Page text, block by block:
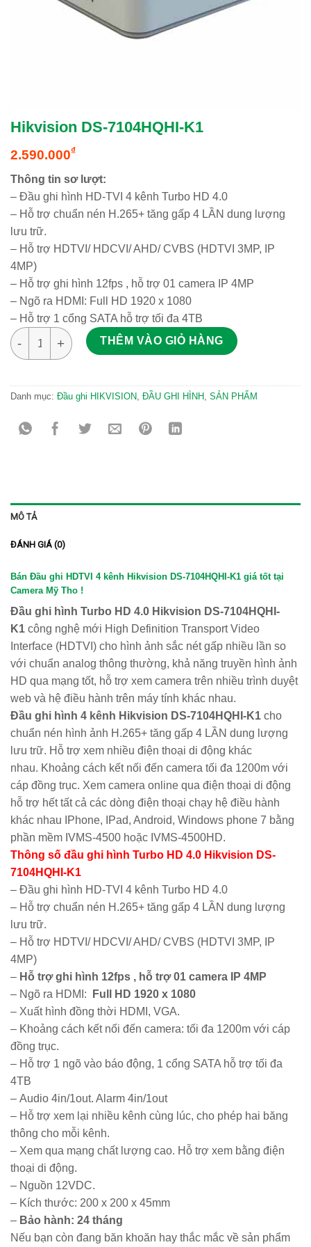
Hikvision DS-7104HQHI-K1
2.590.000₫
Thông tin sơ lượt:
– Đầu ghi hình HD-TVI 4 kênh Turbo HD 4.0
– Hỗ trợ chuẩn nén H.265+ tăng gấp 4 LẦN dung lượng
lưu trữ.
– Hỗ trợ HDTVI/ HDCVI/ AHD/ CVBS (HDTVI 3MP, IP
4MP)
– Hỗ trợ ghi hình 12fps , hỗ trợ 01 camera IP 4MP
– Ngõ ra HDMI: Full HD 1920 x 1080
– Hỗ trợ 1 cổng SATA hỗ trợ tối đa 4TB
Hikvision DS-7104HQHI-K1 số lượng
THÊM VÀO GIỎ HÀNG
Danh mục: Đầu ghi HIKVISION, ĐẦU GHI HÌNH, SẢN PHẨM
MÔ TẢ
ĐÁNH GIÁ (0)
Bán Đầu ghi HDTVI 4 kênh Hikvision DS-7104HQHI-K1 giá tốt tại
Camera Mỹ Tho !
Đầu ghi hình Turbo HD 4.0 Hikvision DS-7104HQHI-
K1 công nghệ mới High Definition Transport Video
Interface (HDTVI) cho hình ảnh sắc nét gấp nhiều lần so
với chuẩn analog thông thường, khả năng truyền hình ảnh
HD qua mạng tốt, hỗ trợ xem camera trên nhiều trình duyệt
web và hệ điều hành trên máy tính khác nhau.
Đầu ghi hình 4 kênh Hikvision DS-7104HQHI-K1 cho
chuẩn nén hình ảnh H.265+ tăng gấp 4 LẦN dung lượng
lưu trữ. Hỗ trợ xem nhiều điện thoại di động khác
nhau. Khoảng cách kết nối đến camera tối đa 1200m với
cáp đồng trục. Xem camera online qua điện thoại di động
hỗ trợ hết tất cả các dòng điện thoại chạy hệ điều hành
khác nhau IPhone, IPad, Android, Windows phone 7 bằng
phần mềm IVMS-4500 hoặc IVMS-4500HD.
Thông số đầu ghi hình Turbo HD 4.0 Hikvision DS-
7104HQHI-K1
– Đầu ghi hình HD-TVI 4 kênh Turbo HD 4.0
– Hỗ trợ chuẩn nén H.265+ tăng gấp 4 LẦN dung lượng
lưu trữ.
– Hỗ trợ HDTVI/ HDCVI/ AHD/ CVBS (HDTVI 3MP, IP
4MP)
– Hỗ trợ ghi hình 12fps , hỗ trợ 01 camera IP 4MP
– Ngõ ra HDMI:
Full HD 1920 x 1080
– Xuất hình đồng thời HDMI, VGA.
– Khoảng cách kết nối đến camera: tối đa 1200m với cáp
đồng trục.
– Hỗ trợ 1 ngõ vào báo động, 1 cổng SATA hỗ trợ tối đa
4TB
– Audio 4in/1out. Alarm 4in/1out
– Hỗ trợ xem lại nhiều kênh cùng lúc, cho phép hai băng
thông cho mỗi kênh.
– Xem qua mạng chất lượng cao. Hỗ trợ xem bằng điện
thoại di động.
– Nguồn 12VDC.
– Kích thước: 200 x 200 x 45mm
– Bảo hành: 24 tháng
Nếu bạn còn đang băn khoăn hay thắc mắc về sản phẩm